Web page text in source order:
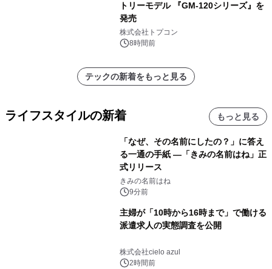
トリーモデル 『GM-120シリーズ』を
発売
株式会社トプコン
8時間前
テックの新着をもっと見る
ライフスタイルの新着 もっと見る
「なぜ、その名前にしたの？」に答え
る一通の手紙 ―「きみの名前はね」正
式リリース
きみの名前はね
9分前
主婦が「10時から16時まで」で働ける
派遣求人の実態調査を公開
株式会社cielo azul
2時間前